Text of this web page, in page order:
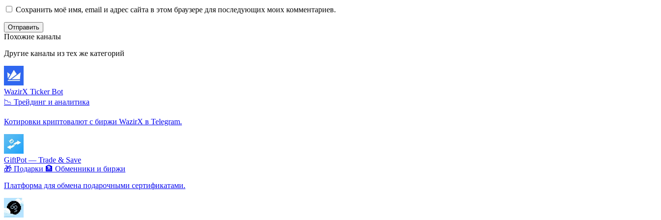
Сохранить моё имя, email и адрес сайта в этом браузере для последующих моих комментариев.
Отправить
Похожие каналы
Другие каналы из тех же категорий
WazirX Ticker Bot
📉 Трейдинг и аналитика
Котировки криптовалют с биржи WazirX в Telegram.
GiftPot — Trade & Save
🎁 Подарки 🏦 Обменники и биржи
Платформа для обмена подарочными сертификатами.